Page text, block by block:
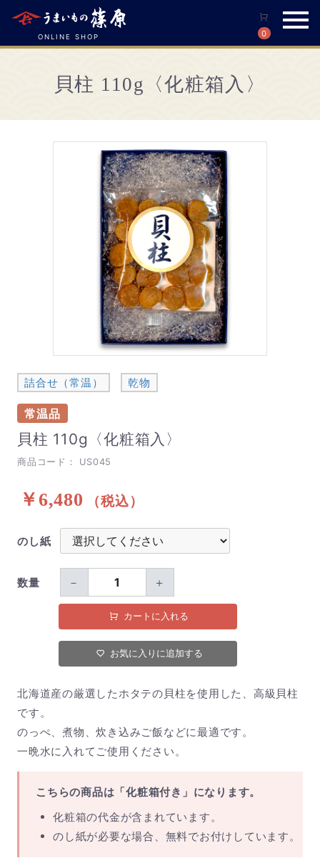
ONLINE SHOP 0
貝柱 110g〈化粧箱入〉
詰合せ（常温） 乾物
常温品
貝柱 110g〈化粧箱入〉
商品コード： US045
￥6,480 （税込）
のし紙
数量 － ＋
カートに入れる
お気に入りに追加する
北海道産の厳選したホタテの貝柱を使用した、高級貝柱
です。
のっぺ、煮物、炊き込みご飯などに最適です。
一晩水に入れてご使用ください。
こちらの商品は「化粧箱付き」になります。
化粧箱の代金が含まれています。
のし紙が必要な場合、無料でお付けしています。